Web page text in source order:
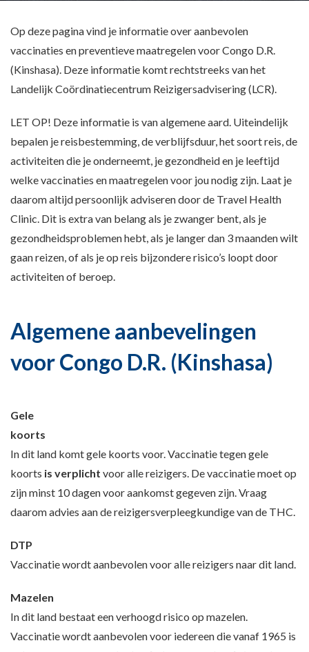
Op deze pagina vind je informatie over aanbevolen
vaccinaties en preventieve maatregelen voor Congo D.R.
(Kinshasa). Deze informatie komt rechtstreeks van het
Landelijk Coördinatiecentrum Reizigersadvisering (LCR).
LET OP! Deze informatie is van algemene aard. Uiteindelijk
bepalen je reisbestemming, de verblijfsduur, het soort reis, de
activiteiten die je onderneemt, je gezondheid en je leeftijd
welke vaccinaties en maatregelen voor jou nodig zijn. Laat je
daarom altijd persoonlijk adviseren door de Travel Health
Clinic. Dit is extra van belang als je zwanger bent, als je
gezondheidsproblemen hebt, als je langer dan 3 maanden wilt
gaan reizen, of als je op reis bijzondere risico’s loopt door
activiteiten of beroep.
Algemene aanbevelingen
voor Congo D.R. (Kinshasa)
Gele
In dit land komt gele koorts voor. Vaccinatie tegen gele
koorts is verplicht voor alle reizigers. De vaccinatie moet op
zijn minst 10 dagen voor aankomst gegeven zijn. Vraag
daarom advies aan de reizigersverpleegkundige van de THC.
DTP
Vaccinatie wordt aanbevolen voor alle reizigers naar dit land.
Mazelen
In dit land bestaat een verhoogd risico op mazelen.
Vaccinatie wordt aanbevolen voor iedereen die vanaf 1965 is